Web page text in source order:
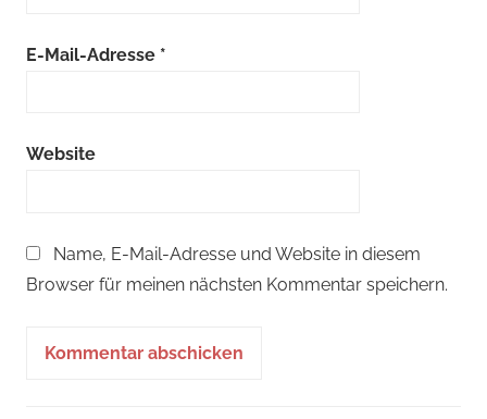
E-Mail-Adresse *
Website
Name, E-Mail-Adresse und Website in diesem
Browser für meinen nächsten Kommentar speichern.